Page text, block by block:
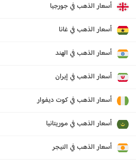
أسعار الذهب في جورجيا
أسعار الذهب في غانا
أسعار الذهب في الهند
أسعار الذهب في إيران
أسعار الذهب في كوت ديفوار
أسعار الذهب في موريتانيا
أسعار الذهب في النيجر